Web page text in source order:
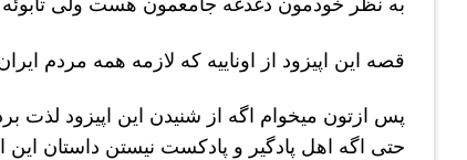
قصه این اپیزود از اوناییه که لازمه همه مردم
پس ازتون میخوام اگه از شنیدن این اپیزود لذت
حتی اگه اهل پادگیر و پادکست نیستن داستان